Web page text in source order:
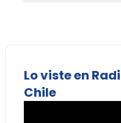
Lo viste en
Chile